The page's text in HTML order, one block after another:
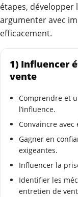
étapes,
argumenter avec
efficacement.
1) Influencer
vente
Comprendre et
l’influence.
Convaincre
Gagner en
exigeantes.
Influencer la
Identifier les
entretien de